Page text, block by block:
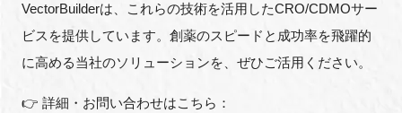
VectorBuilderは、これらの技術を活用したCRO/CDMOサー
ビスを提供しています。創薬のスピードと成功率を飛躍的
に高める当社のソリューションを、ぜひご活用ください。
👉 詳細・お問い合わせはこちら：